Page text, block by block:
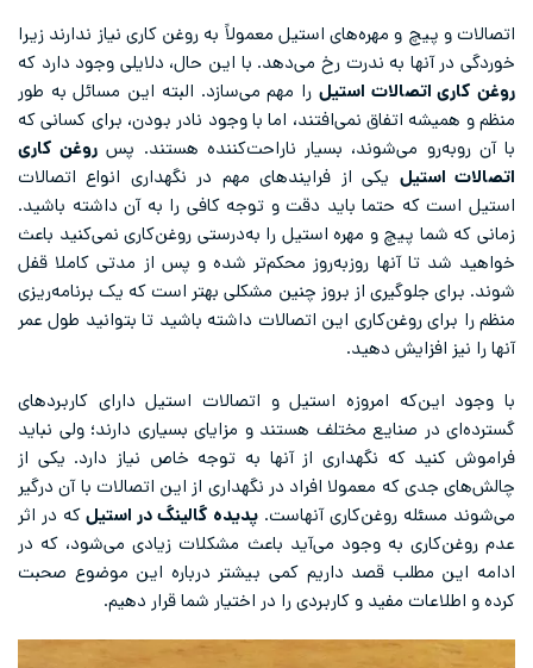
اتصالات و پیچ و مهره‌های استیل معمولاً به روغن کاری نیاز ندارند زیرا
خوردگی در آنها به ندرت رخ می‌دهد. با این حال، دلایلی وجود دارد که
روغن کاری اتصالات استیل را مهم می‌سازد. البته این مسائل به طور
منظم و همیشه اتفاق نمی‌افتند، اما با وجود نادر بودن، برای کسانی که
با آن روبه‌رو می‌شوند، بسیار ناراحت‌کننده هستند. پس روغن کاری
اتصالات استیل یکی از فرایندهای مهم در نگهداری انواع اتصالات
استیل است که حتما باید دقت و توجه کافی را به آن داشته باشید.
زمانی که شما پیچ و مهره استیل را به‌درستی روغن‌کاری نمی‌کنید باعث
خواهید شد تا آنها روزبه‌روز محکم‌تر شده و پس از مدتی کاملا قفل
شوند. برای جلوگیری از بروز چنین مشکلی بهتر است که یک برنامه‌ریزی
منظم را برای روغن‌کاری این اتصالات داشته باشید تا بتوانید طول عمر
آنها را نیز افزایش دهید.
با وجود این‌که امروزه استیل و اتصالات استیل دارای کاربردهای
گسترده‌ای در صنایع مختلف هستند و مزایای بسیاری دارند؛ ولی نباید
فراموش کنید که نگهداری از آنها به توجه خاص نیاز دارد. یکی از
چالش‌های جدی که معمولا افراد در نگهداری از این اتصالات با آن درگیر
می‌شوند مسئله روغن‌کاری آنهاست. پدیده گالینگ در استیلکه در اثر
عدم روغن‌کاری به وجود می‌آید باعث مشکلات زیادی می‌شود، که در
ادامه این مطلب قصد داریم کمی بیشتر درباره این موضوع صحبت
کرده و اطلاعات مفید و کاربردی را در اختیار شما قرار دهیم.